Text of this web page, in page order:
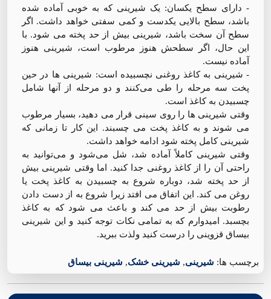
- دارای سطح یکسان: یک شیرینی که به خوبی آماده شده
باشد، سطح بالایی یکدست و کمی سفتی خواهد داشت. اگر
سطح آن سخت باشد، شیرینی بیش از حد پخته می شود. با
این حال، اگر سطحش هنوز مرطوب است، شیرینی هنوز
آماده نیست.
- شیرینی به کاغذ روغنی نچسبیده است: شیرینی ها در حین
پخت سه مرحله را طی می‌کنند و دو مرحله از آنها شامل
چسبیدن به کاغذ است.
وقتی شیرینی ها را روی سینی قرار می دهید، بسیار مرطوب
می شوند و به کاغذ پخت می چسبند. این کار تا زمانی که
شیرینی کامل پخته شود ادامه خواهد داشت.
وقتی شیرینی کاملاً آماده شد، شل می‌شود و می‌توانید به
راحتی آن را از کاغذ روغنی جدا کنید. اما وقتی شیرینی بیش
از حد پخته شد، دوباره شروع به چسبیدن به کاغذ پخت یا
روغن می کند. این اتفاق می افتد زیرا شروع به از دست دادن
رطوبت بیش از حد می کند و باعث می شود که به کاغذ
بچسبد. امیدوارم که به تمامی نکات توجه کنید و این شیرینی
بیساق قزوینی را درست کنید ولذت ببرید.
برچسب ها: شیرینی, شیرینی خشک, شیرینی بیساق